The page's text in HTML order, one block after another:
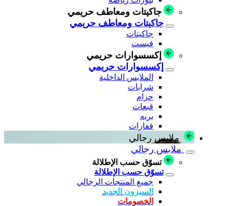
جاكيتات ومعاطف حريمي
جاكيتات ومعاطف حريمي
جاكيتات
فيست
إكسسوارات حريمي
إكسسوارات حريمي
الملابس الداخلية
شرابات
حزام
قبعات
بريه
قفازات
ملابس رجالي
ملابس رجالي
تسوّق حسب الإطلالة
تسوّق حسب الإطلالة
جميع المنتجات الرجالي
السيزون الجديد
الخصومات